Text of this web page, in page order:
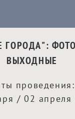
ГОРОДА":
ВЫХОДНЫЕ
проведения:
/ 02 апреля